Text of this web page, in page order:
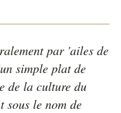
par 'ailes de
simple plat de
de la culture du
sous le nom de